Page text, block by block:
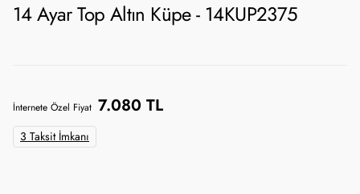
14 Ayar Top Altın Küpe - 14KUP2375
İnternete Özel Fiyat 7.080 TL
3 Taksit İmkanı